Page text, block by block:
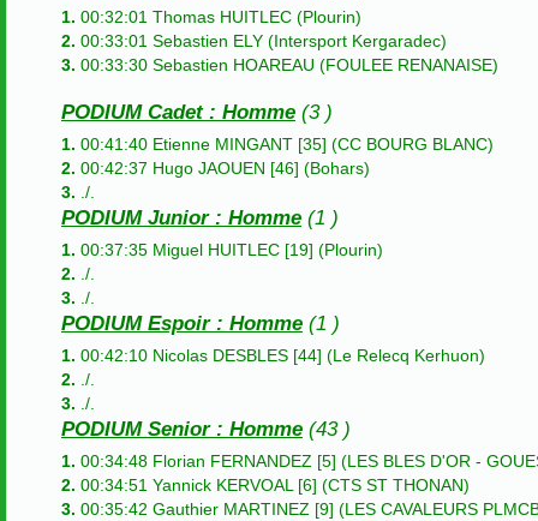
1. 00:32:01 Thomas HUITLEC (Plourin)
2. 00:33:01 Sebastien ELY (Intersport Kergaradec)
3. 00:33:30 Sebastien HOAREAU (FOULEE RENANAISE)
PODIUM Cadet : Homme (3 )
1. 00:41:40 Etienne MINGANT [35] (CC BOURG BLANC)
2. 00:42:37 Hugo JAOUEN [46] (Bohars)
3. ./.
PODIUM Junior : Homme (1 )
1. 00:37:35 Miguel HUITLEC [19] (Plourin)
2. ./.
3. ./.
PODIUM Espoir : Homme (1 )
1. 00:42:10 Nicolas DESBLES [44] (Le Relecq Kerhuon)
2. ./.
3. ./.
PODIUM Senior : Homme (43 )
1. 00:34:48 Florian FERNANDEZ [5] (LES BLES D'OR -
2. 00:34:51 Yannick KERVOAL [6] (CTS ST THONAN)
3. 00:35:42 Gauthier MARTINEZ [9] (LES CAVALEURS